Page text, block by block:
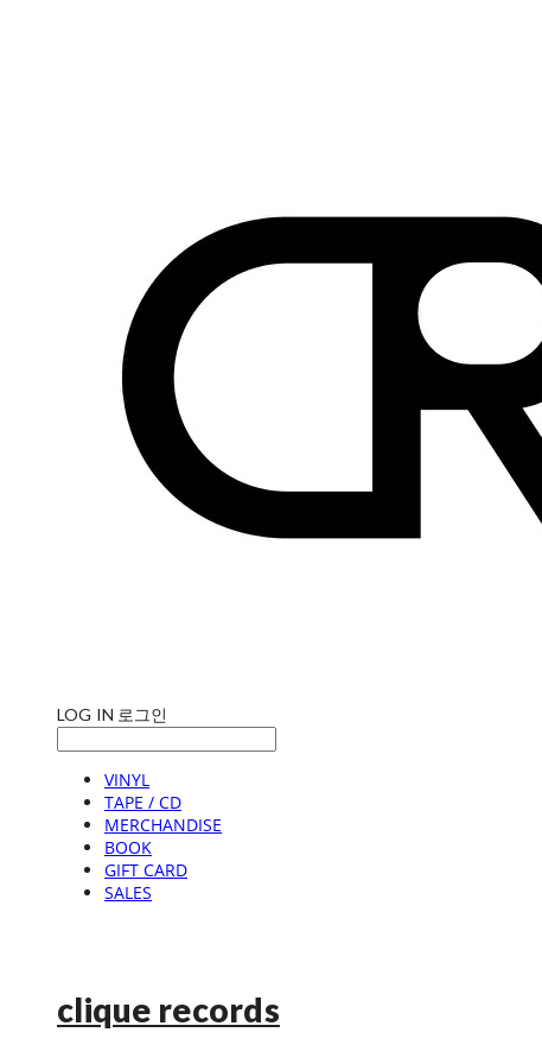
LOG IN 로그인
VINYL
TAPE / CD
MERCHANDISE
BOOK
GIFT CARD
SALES
clique records